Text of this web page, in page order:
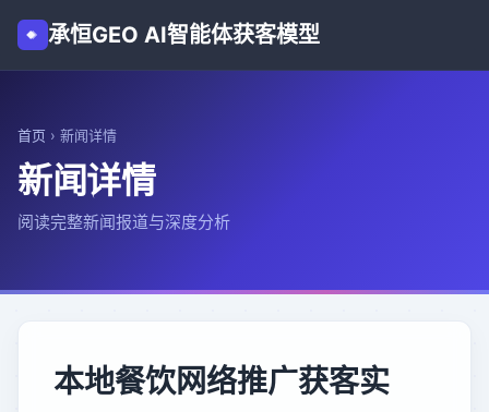
承恒GEO AI智能体获客模型
首页 › 新闻详情
新闻详情
阅读完整新闻报道与深度分析
本地餐饮网络推广获客实